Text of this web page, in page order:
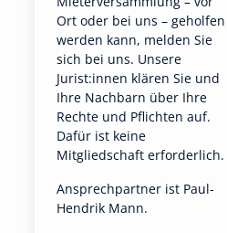
Ort oder bei uns – geholfen
werden kann, melden Sie
sich bei uns. Unsere
Jurist:innen klären Sie und
Ihre Nachbarn über Ihre
Rechte und Pflichten auf.
Dafür ist keine
Mitgliedschaft erforderlich.
Ansprechpartner ist Paul-
Hendrik Mann.